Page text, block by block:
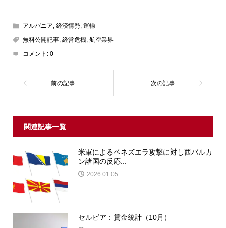
アルバニア 経済情勢, 運輸
無料公開記事, 経営危機, 航空業界
コメント: 0
関連記事一覧
米軍によるベネズエラ攻撃に対し西バルカ
ン諸国の反応...
2026.01.05
セルビア：賃金統計（10月）